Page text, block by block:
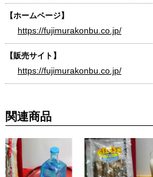
【ホームページ】
https://fujimurakonbu.co.jp/
【販売サイト】
https://fujimurakonbu.co.jp/
関連商品